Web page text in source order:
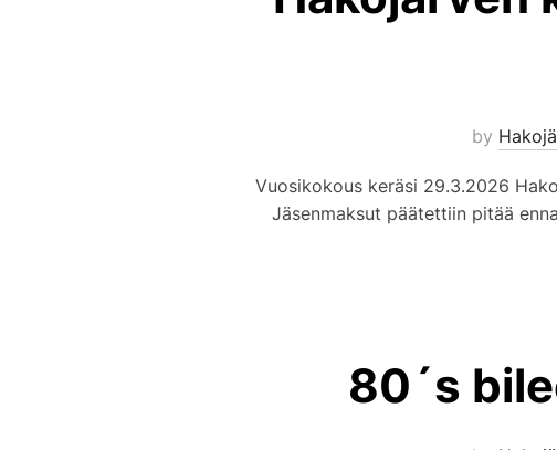
by
Vuosikokous keräsi 29.3.2026
Jäsenmaksut päätettiin pitää
80´s